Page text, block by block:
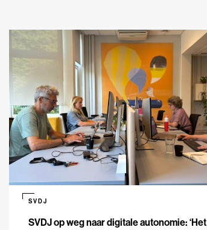
SVDJ op weg naar digitale autonomie: ‘Het
SVDJ